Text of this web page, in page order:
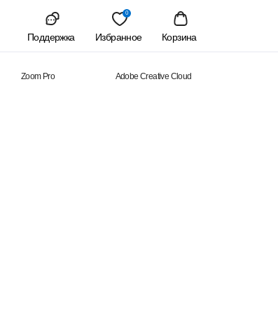
Корзина
Избранное
Поддержка
0
Adobe Creative Cloud
Zoom Pro